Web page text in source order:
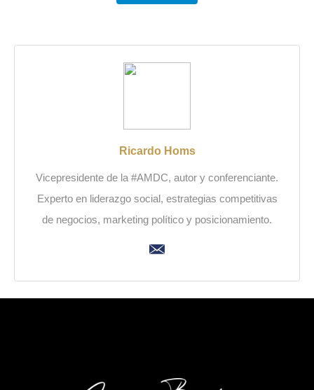
Ricardo Homs
Vicepresidente de la #AMDC, autor y conferenciante.
Experto en liderazgo social, estrategias competitivas
de negocios, marketing político y posicionamiento.